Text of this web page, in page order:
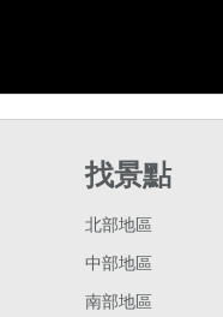
找景點
北部地區
中部地區
南部地區